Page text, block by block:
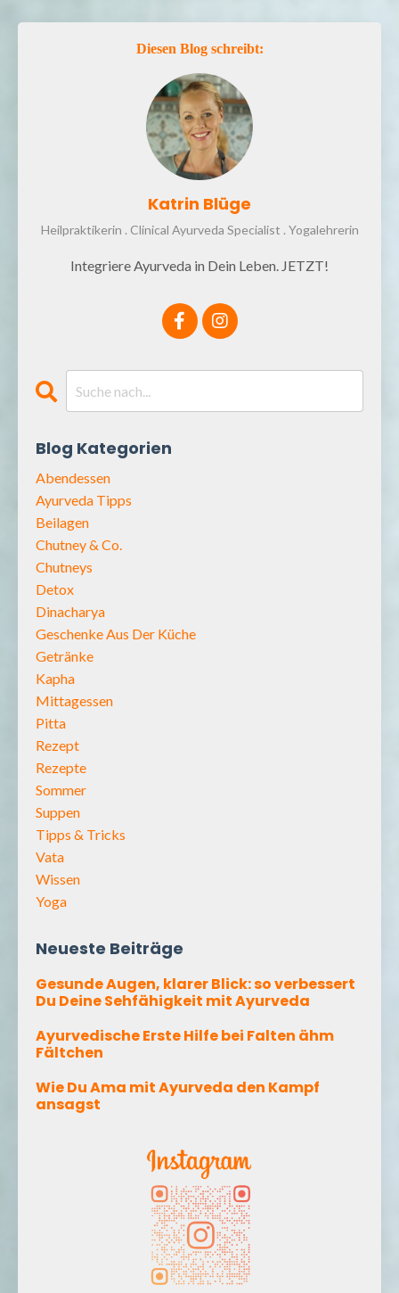
Diesen Blog schreibt:
Katrin Blüge
Heilpraktikerin . Clinical Ayurveda Specialist . Yogalehrerin
Integriere Ayurveda in Dein Leben. JETZT!
Blog Kategorien
Abendessen
Ayurveda Tipps
Beilagen
Chutney & Co.
Chutneys
Detox
Dinacharya
Geschenke Aus Der Küche
Getränke
Kapha
Mittagessen
Pitta
Rezept
Rezepte
Sommer
Suppen
Tipps & Tricks
Vata
Wissen
Yoga
Neueste Beiträge
Gesunde Augen, klarer Blick: so verbessert
Du Deine Sehfähigkeit mit Ayurveda
Ayurvedische Erste Hilfe bei Falten ähm
Fältchen
Wie Du Ama mit Ayurveda den Kampf
ansagst